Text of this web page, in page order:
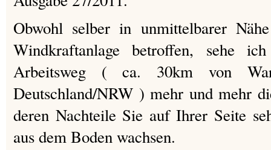
Obwohl selber in unmittelbarer
Windkraftanlage betroffen, sehe
Arbeitsweg ( ca. 30km von
Deutschland/NRW ) mehr und mehr
deren Nachteile Sie auf Ihrer Seite
aus dem Boden wachsen.